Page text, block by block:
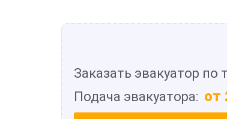
Заказать эвакуатор по
Подача эвакуатора: от